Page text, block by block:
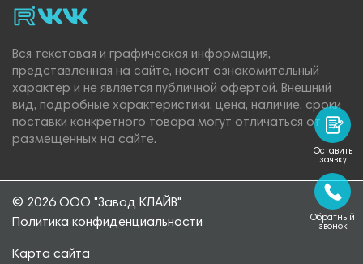
rutubevk_video.
Vk.
Вся текстовая и графическая информация,
представленная на сайте, носит ознакомительный
характер и не является публичной офертой. Внешний
вид, подробные характеристики, цена, наличие, сроки
поставки конкретного товара могут отличаться от
размещенных на сайте.
© 2026 ООО "Завод КЛАЙВ"
Политика конфиденциальности
Карта сайта
Оставить
заявку
Обратный
звонок